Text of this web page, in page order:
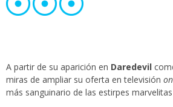
A partir de su aparición en Daredevil
miras de ampliar su oferta en televisión
más sanguinario de las estirpes